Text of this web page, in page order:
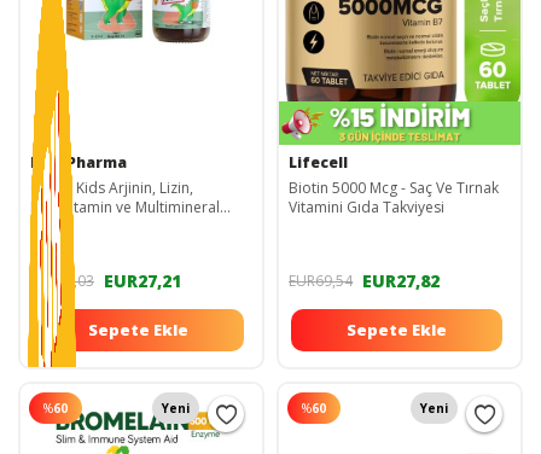
Ferr Pharma
Grovit Kids Arjinin, Lizin,
Multivitamin ve Multimineral
İçeren Sıvı Takviye Edici Gıda
150ml 011858-10.11.20201
EUR68,03 EUR27,21
Sepete Ekle
Lifecell
Biotin 5000 Mcg - Saç Ve Tırnak
Vitamini Gıda Takviyesi
EUR69,54 EUR27,82
Sepete Ekle
%60 Yeni %60 Yeni